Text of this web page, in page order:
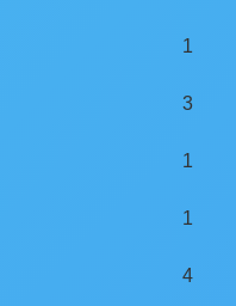
1
3
1
1
4